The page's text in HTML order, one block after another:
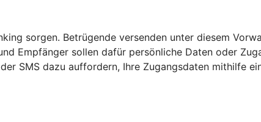
sorgen. Betrügende versenden unter diesem
Empfänger sollen dafür persönliche Daten oder
SMS dazu auffordern, Ihre Zugangsdaten mithilfe